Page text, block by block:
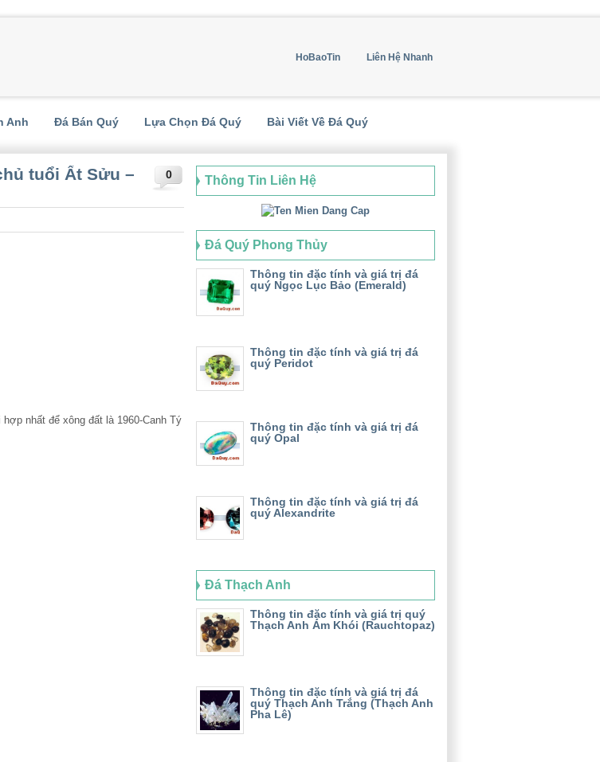
HoBaoTin Liên Hệ Nhanh
Anh Đá Bán Quý Lựa Chọn Đá Quý Bài Viết Về Đá Quý
0
tuổi Ất Sửu –
nhất để xông đất là 1960-Canh Tý
Thông Tin Liên Hệ
Đá Quý Phong Thủy
Thông tin đặc tính và giá trị đá
quý Ngọc Lục Bảo (Emerald)
Thông tin đặc tính và giá trị đá
quý Peridot
Thông tin đặc tính và giá trị đá
quý Opal
Thông tin đặc tính và giá trị đá
quý Alexandrite
Đá Thạch Anh
Thông tin đặc tính và giá trị quý
Thạch Anh Ám Khói (Rauchtopaz)
Thông tin đặc tính và giá trị đá
quý Thạch Anh Trắng (Thạch Anh
Pha Lê)